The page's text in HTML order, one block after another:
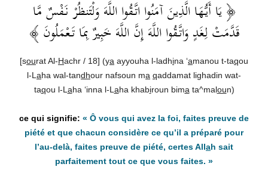
﴿ يَا أَيُّهَا الَّذِينَ آمَنُوا اتَّقُوا اللَّهَ وَلْتَنظُرْ نَفْسٌ مَّا
قَدَّمَتْ لِغَدٍ وَاتَّقُوا اللَّهَ إِنَّ اللَّهَ خَبِيرٌ بِمَا تَعْمَلُونَ ﴾
[sourat Al-Hachr / 18] (ya ayyouha l-ladhina ‘amanou t-taqou
l-L aha wal-tandhour nafsoun ma qaddamat lighadin wat-
taqou l-L aha ‘inna l-L aha khabiroun bima ta^maloun)
« Ô vous qui avez la foi, faites preuve de
piété et que chacun considère ce qu’il a préparé pour
l’au-delà, faites preuve de piété, certes Allah sait
parfaitement tout ce que vous faites. »